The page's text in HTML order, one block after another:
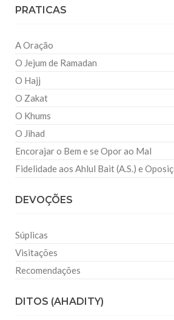
PRATICAS
A Oração
O Jejum de Ramadan
O Hajj
O Zakat
O Khums
O Jihad
Encorajar o Bem e se Opor ao Mal
Fidelidade aos Ahlul Bait (A.S.) e
DEVOÇÕES
Súplicas
Visitações
Recomendações
DITOS (AHADITY)